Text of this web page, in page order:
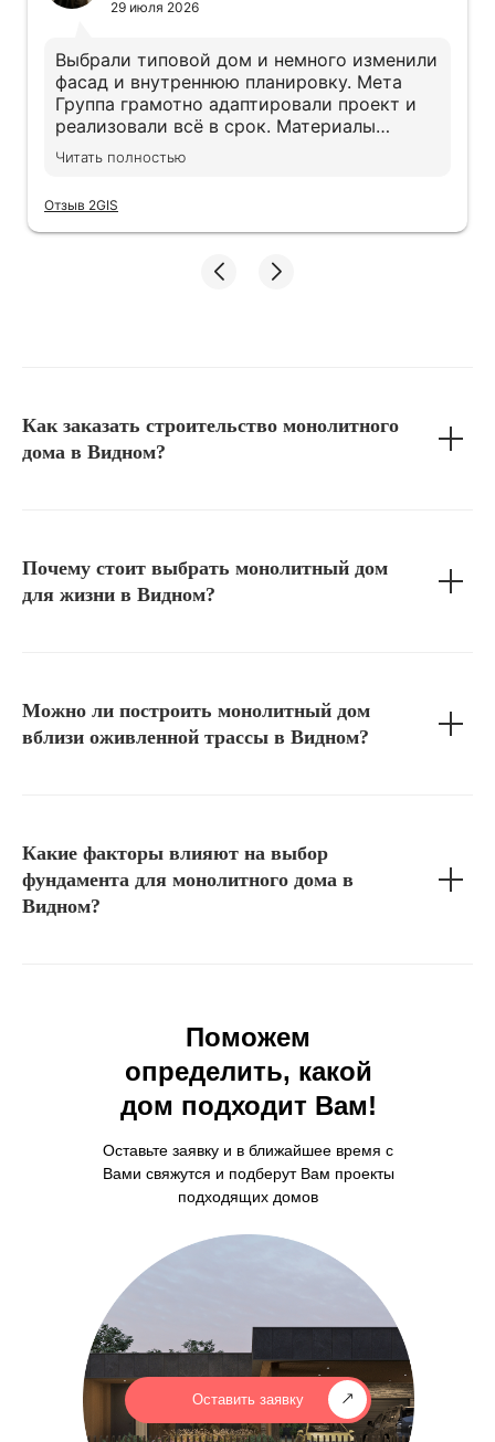
29 июля 2026
Выбрали типовой дом и немного изменили
фасад и внутреннюю планировку. Мета
Группа грамотно адаптировали проект и
реализовали всё в срок. Материалы
действительно качественные, экономии не
Читать полностью
Отзыв 2GIS
Как заказать строительство монолитного
дома в Видном?
Почему стоит выбрать монолитный дом
для жизни в Видном?
Можно ли построить монолитный дом
вблизи оживленной трассы в Видном?
Какие факторы влияют на выбор
фундамента для монолитного дома в
Видном?
Оставить заявку
Поможем
определить, какой
дом подходит Вам!
Оставьте заявку и в ближайшее время с
Вами свяжутся и подберут Вам проекты
подходящих домов